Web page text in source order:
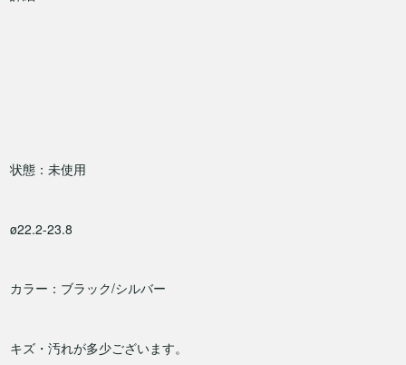
状態：未使用
ø22.2-23.8
カラー：ブラック/シルバー
キズ・汚れが多少ございます。